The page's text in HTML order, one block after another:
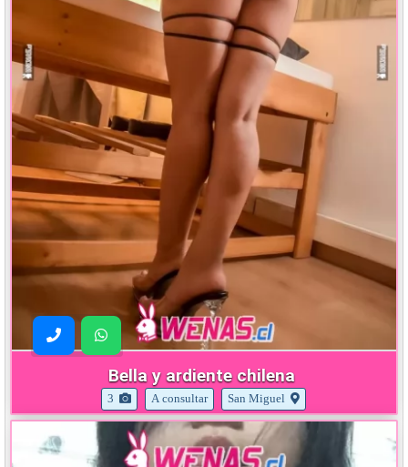
Bella y ardiente chilena
3 A consultar San Miguel